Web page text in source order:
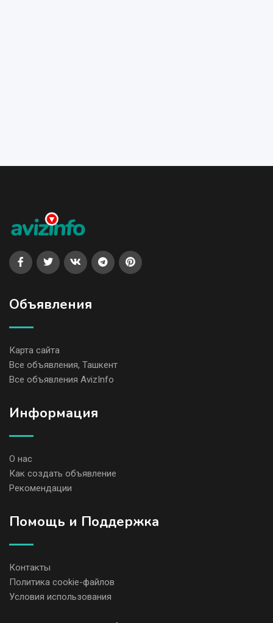
Объявления
Карта сайта
Все объявления, Ташкент
Все объявления AvizInfo
Информация
О нас
Как создать объявление
Рекомендации
Помощь и Поддержка
Контакты
Политика cookie-файлов
Условия использования